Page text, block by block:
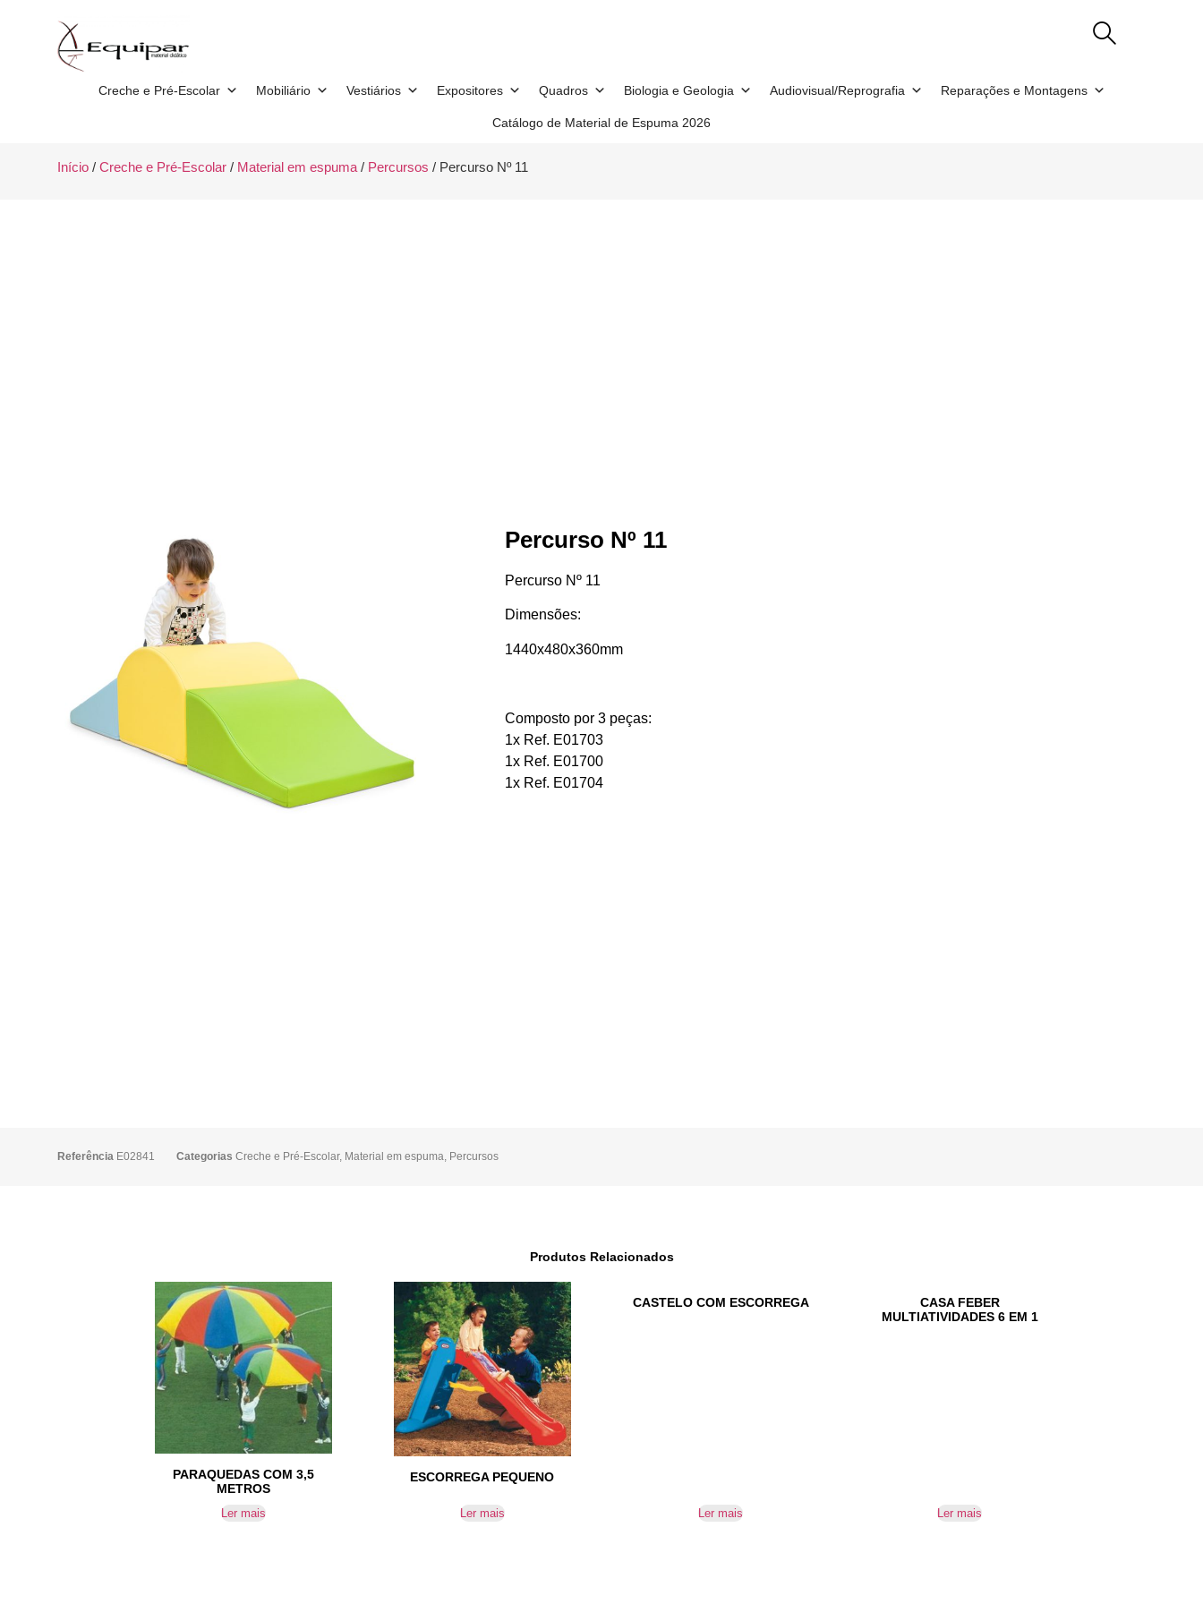
Creche e Pré-Escolar Mobiliário Vestiários Expositores Quadros Biologia e Geologia Audiovisual/Reprografia Reparações e Montagens
Catálogo de Material de Espuma 2026
Início/ Creche e Pré-Escolar/ Material em espuma/ Percursos / Percurso Nº 11
Percurso Nº 11
Percurso Nº 11
Dimensões:
1440x480x360mm
Composto por 3 peças:
1x Ref. E01703
1x Ref. E01700
1x Ref. E01704
Referência E02841 Categorias Creche e Pré-Escolar, Material em espuma, Percursos
Produtos Relacionados
PARAQUEDAS COM 3,5
METROS
Ler mais
ESCORREGA PEQUENO
Ler mais
CASTELO COM ESCORREGA
Ler mais
CASA FEBER
MULTIATIVIDADES 6 EM 1
Ler mais